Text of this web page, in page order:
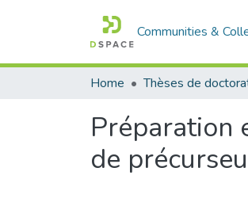
Communities &
Home Thèses de
Préparation
de